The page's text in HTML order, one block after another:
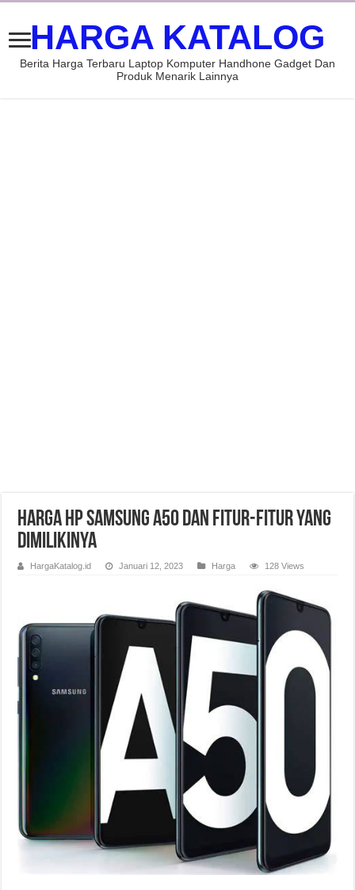
HARGA KATALOG
Berita Harga Terbaru Laptop Komputer Handhone Gadget Dan
Produk Menarik Lainnya
Harga HP Samsung A50 dan Fitur-Fitur yang
Dimilikinya
HargaKatalog.id Januari 12, 2023 Harga 128 Views